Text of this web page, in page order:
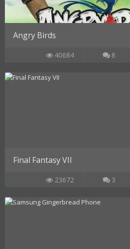
Angry Birds
40684 8
Final Fantasy VII
23672 3